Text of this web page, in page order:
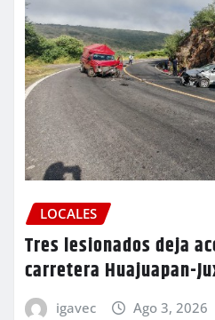
LOCALES
Tres lesionados deja
carretera Huajuapan-
igavec Ago 3, 2026